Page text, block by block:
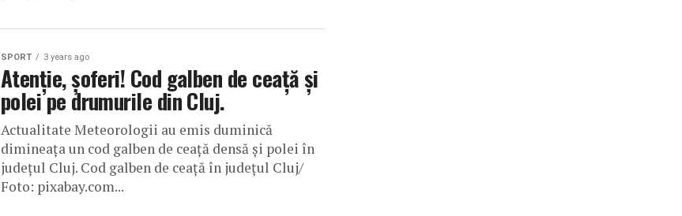
SPORT 3 years ago
Atenție, șoferi! Cod galben de ceață și
polei pe drumurile din Cluj.
Actualitate Meteorologii au emis duminică
dimineața un cod galben de ceață densă și polei în
județul Cluj. Cod galben de ceață în județul Cluj/
Foto: pixabay.com...